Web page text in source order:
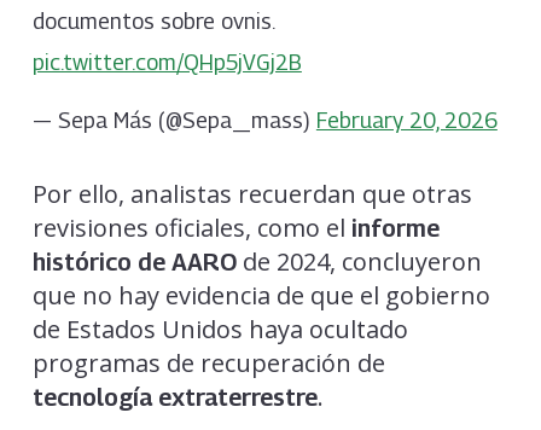
documentos sobre ovnis.
pic.twitter.com/QHp5jVGj2B
— Sepa Más (@Sepa_mass) February 20, 2026
Por ello, analistas recuerdan que otras
revisiones oficiales, como el informe
histórico de AAROde 2024, concluyeron
que no hay evidencia de que el gobierno
de Estados Unidos haya ocultado
programas de recuperación de
tecnología extraterrestre.